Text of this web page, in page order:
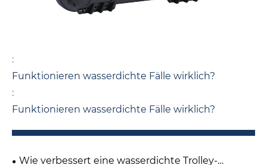
:
Funktionieren wasserdichte Fälle wirklich?
:
Funktionieren wasserdichte Fälle wirklich?
Wie verbessert eine wasserdichte Trolley-